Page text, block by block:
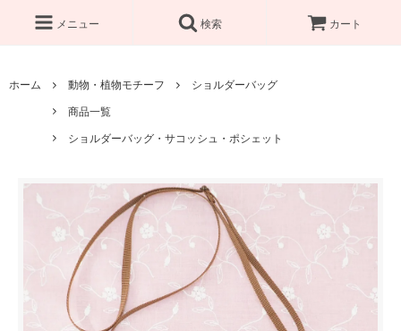
メニュー 検索 カート
ホーム 動物・植物モチーフ
ショルダーバッグ
商品一覧
ショルダーバッグ・サコッシュ・ポシェット